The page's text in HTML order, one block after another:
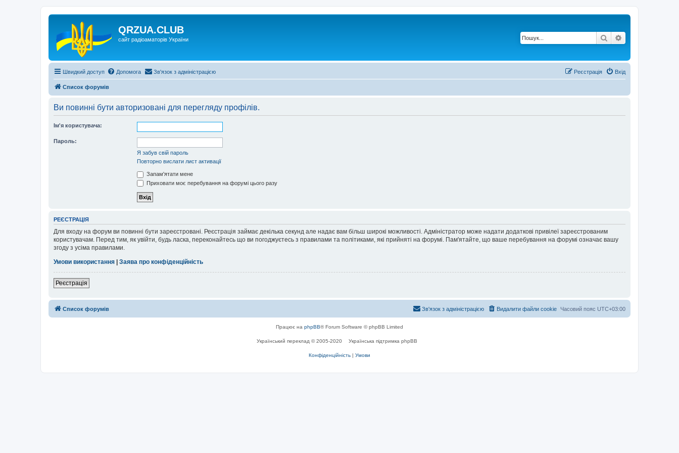
QRZUA.CLUB
сайт радіоаматорів України Пошук
Швидкий доступ Допомога Зв'язок з адміністрацією Вхід
Реєстрація
Список форумів
Ви повинні бути авторизовані для перегляду профілів.
Ім'я користувача:
Пароль:
Я забув свій пароль
Повторно вислати лист активації
Запам'ятати мене
Приховати моє перебування на форумі цього разу
РЕЄСТРАЦІЯ
Для входу на форум ви повинні бути зареєстровані. Реєстрація займає декілька секунд але надає вам більш широкі можливості. Адміністратор може надати додаткові привілеї зареєстрованим
користувачам. Перед тим, як увійти, будь ласка, переконайтесь що ви погоджуєтесь з правилами та політиками, які прийняті на форумі. Пам'ятайте, що ваше перебування на форумі означає вашу
згоду з усіма правилами.
Умови використання | Заява про конфіденційність
Реєстрація
Список форумів Часовий пояс UTC+03:00
Видалити файли cookie
Зв'язок з адміністрацією
Працює на phpBB® Forum Software © phpBB Limited
Український переклад © 2005-2020 Українська підтримка phpBB
Конфіденційність | Умови